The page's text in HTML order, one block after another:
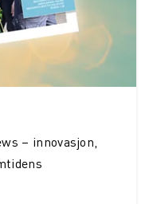
– innovasjon,